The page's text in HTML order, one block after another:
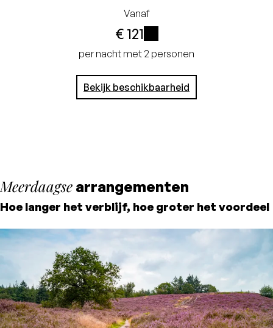
Vanaf
€ 121
i
per nacht met 2 personen
Bekijk beschikbaarheid
Meerdaagse arrangementen
Hoe langer het verblijf, hoe groter het voordeel